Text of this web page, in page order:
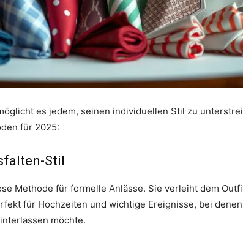
es jedem, seinen individuellen Stil zu
für 2025:
Stil
Methode für formelle Anlässe. Sie verleiht dem
für Hochzeiten und wichtige Ereignisse, bei denen
möchte.